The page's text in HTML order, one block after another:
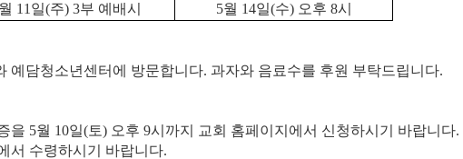
11 일(주) 3부 예배시 5월 14일(수) 오후 8시
예담청소년센터에 방문합니다. 과자와 음료수를 후원 부탁드립니다.
을 5월 10일(토) 오후 9시까지 교회 홈페이지에서 신청하시기 바랍니다.
서 수령하시기 바랍니다.